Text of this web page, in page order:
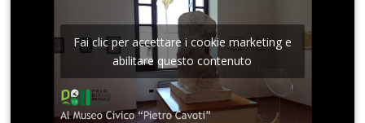
Fai clic per accettare i cookie marketing e
abilitare questo contenuto